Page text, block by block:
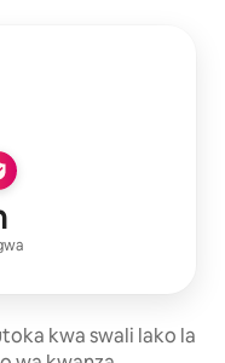
kwa swali lako la